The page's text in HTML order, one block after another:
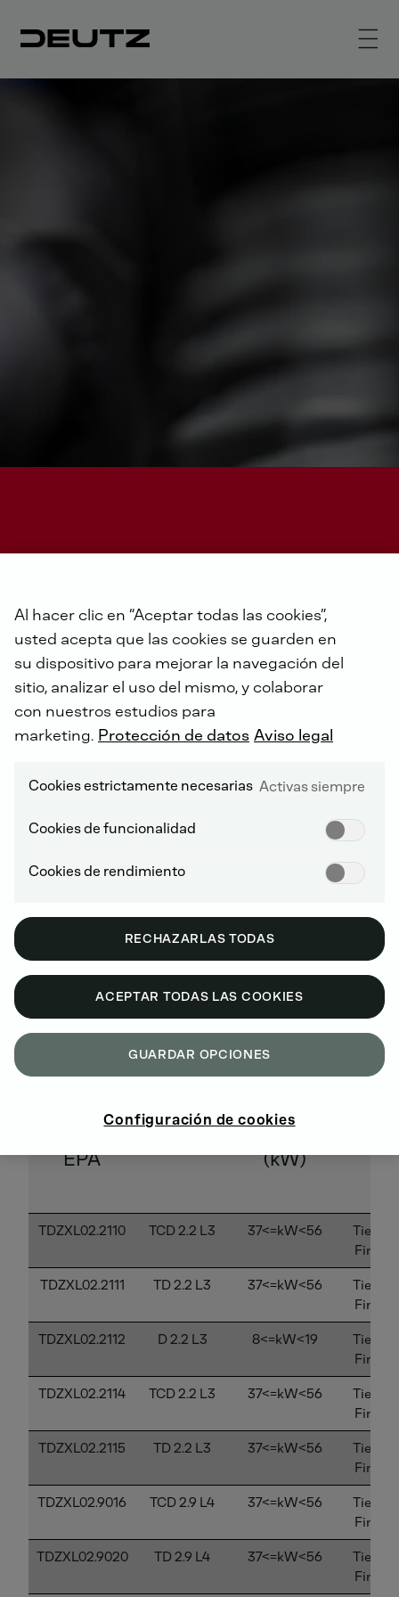
T - 2026
IGNICIÓN POR COMPRESIÓN FUERA DE
CARRETERA (NRCI)
AÑO MODELO 2026
Nombre
familia
EPA
Modelos
motor
Categoría
potencia
(kW)
Nivel
TDZXL02.2110 TCD 2.2 L3 37<=kW<56
Tier 4
Final
TDZXL02.2111 TD 2.2 L3 37<=kW<56
Tier 4
Final
TDZXL02.2112 D 2.2 L3 8<=kW<19
Tier 4
Final
TDZXL02.2114 TCD 2.2 L3 37<=kW<56
Tier 4
Final
TDZXL02.2115 TD 2.2 L3 37<=kW<56
Tier 4
Final
TDZXL02.9016 TCD 2.9 L4 37<=kW<56
Tier 4
Final
TDZXL02.9020 TD 2.9 L4 37<=kW<56
Tier 4
Final
Al hacer clic en “Aceptar todas las cookies”,
usted acepta que las cookies se guarden en
su dispositivo para mejorar la navegación del
sitio, analizar el uso del mismo, y colaborar
con nuestros estudios para
marketing. Protección de datos Aviso legal
Cookies estrictamente necesarias Activas siempre
Cookies de funcionalidad
Cookies de rendimiento
RECHAZARLAS TODAS
ACEPTAR TODAS LAS COOKIES
GUARDAR OPCIONES
Configuración de cookies